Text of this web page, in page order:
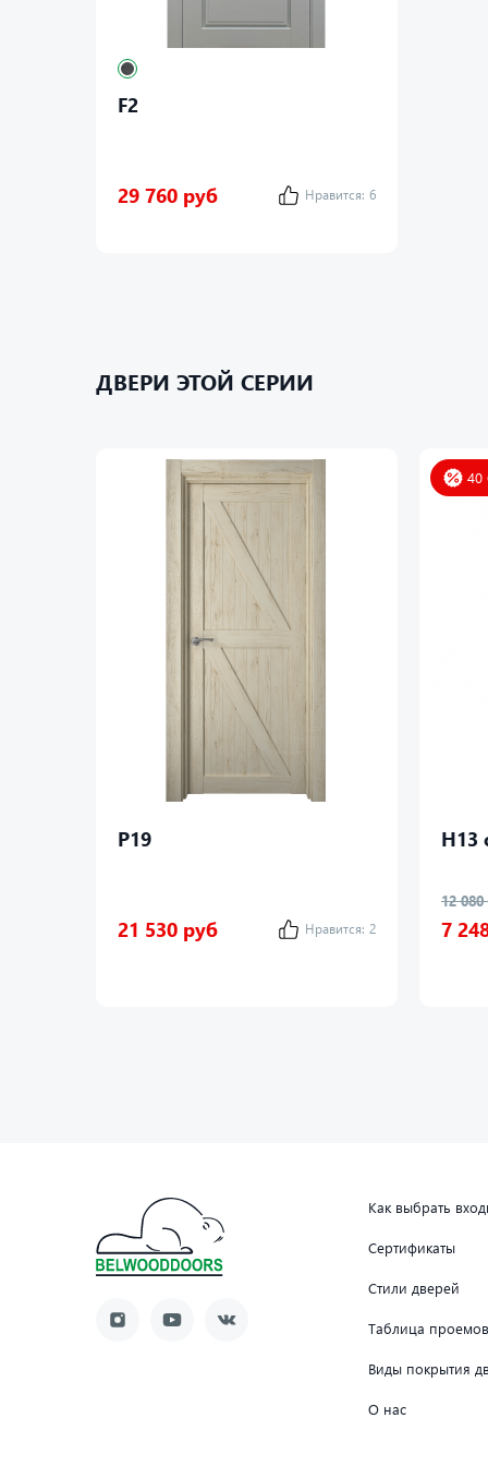
F2
29 760 руб Нравится: 6
ДВЕРИ ЭТОЙ СЕРИИ
P19
21 530 руб Нравится: 2
40
Н13
12
7
Как выбрать
Сертификаты
Стили дверей
Таблица проемов
Виды покрытия
О нас